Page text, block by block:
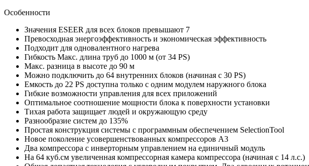
Особенности
Значения ESEER для всех блоков превышают 7
Превосходная энергоэффективность и экономическая эффективность
Подходит для одновалентного нагрева
Гибкость Макс. длина труб до 1000 м (от 34 PS)
Макс. разница в высоте до 90 м
Можно подключить до 64 внутренних блоков (начиная с 30 PS)
Емкость до 22 PS доступна только с одним модулем наружного блока
Гибкие возможности управления для всех приложений
Оптимальное соотношение мощности блока к поверхности установки
Тихая работа защищает людей и окружающую среду
Разнообразие систем до 135%
Простая конструкция системы с программным обеспечением SelectionTool
Новое поколение усовершенствованных компрессоров A3
Два компрессора с инверторным управлением на единичный модуль
На 64 куб.см увеличенная компрессорная камера компрессора (начиная с 14 л.с.)